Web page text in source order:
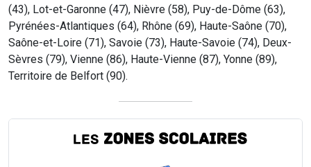
(43), Lot-et-Garonne (47), Nièvre (58), Puy-de-Dôme (63),
Pyrénées-Atlantiques (64), Rhône (69), Haute-Saône (70),
Saône-et-Loire (71), Savoie (73), Haute-Savoie (74), Deux-
Sèvres (79), Vienne (86), Haute-Vienne (87), Yonne (89),
Territoire de Belfort (90).